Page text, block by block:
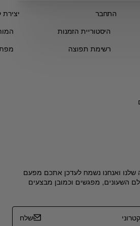
התחבר
היסטוריית הזמנות
רשימת תפוצה
ואנחנו נשמח לעדכן אתכם מפעם
השעונים, מפגשים וכמובן מבצעים
שלח